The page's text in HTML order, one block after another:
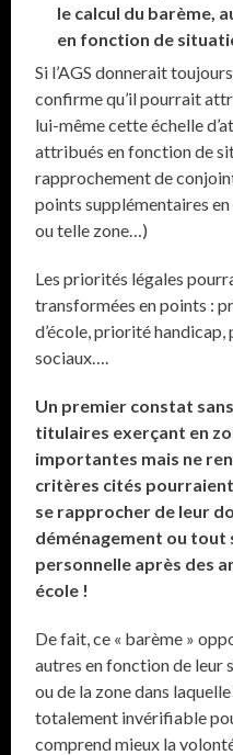
le calcul du barème,
en fonction de
Si l’AGS donnerait
confirme qu’il pourrait
lui-même cette échelle
attribués en fonction de
rapprochement de
points supplémentaires
ou telle zone…)
Les priorités légales
transformées en points :
d’école, priorité
sociaux….
Un premier constat
titulaires exerçant en
importantes mais ne
critères cités pourraient
se rapprocher de leur
déménagement ou tout
personnelle après des
école !
De fait, ce « barème »
autres en fonction de
ou de la zone dans
totalement invérifiable
comprend mieux la